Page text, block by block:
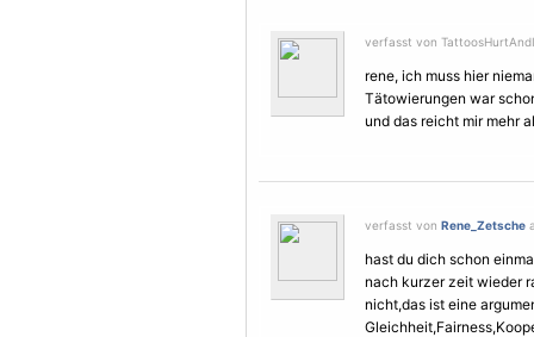
verfasst von
rene, ich muss hier
Tätowierungen war
und das reicht mir mehr
verfasst von Rene_Zetsche
hast du dich schon
nach kurzer zeit wieder
nicht,das ist eine